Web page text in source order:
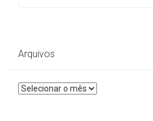
Arquivos
Arquivos